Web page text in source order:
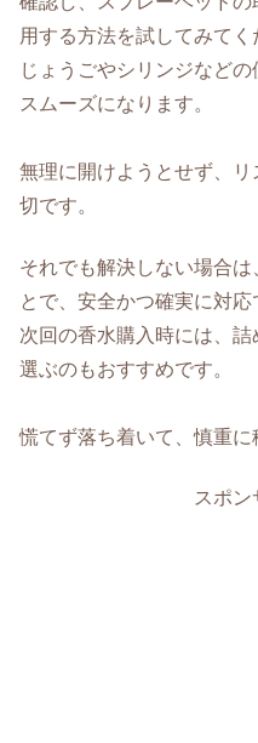
用する方法を試してみてく
じょうごやシリンジなど
スムーズになります。
無理に開けようとせず、
切です。
それでも解決しない場合
とで、安全かつ確実に対応
次回の香水購入時には、
選ぶのもおすすめです。
慌てず落ち着いて、慎重に
スポン